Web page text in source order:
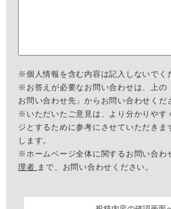
※個人情報を含む内容は記入しないでく
※お答えが必要なお問い合わせは、上の
お問い合わせ先」からお問い合わせくだ
※いただいたご意見は、より分かりやす
ジとするために参考にさせていただきま
します。
※ホームページ全体に関するお問い合わ
理者 まで、お問い合わせください。